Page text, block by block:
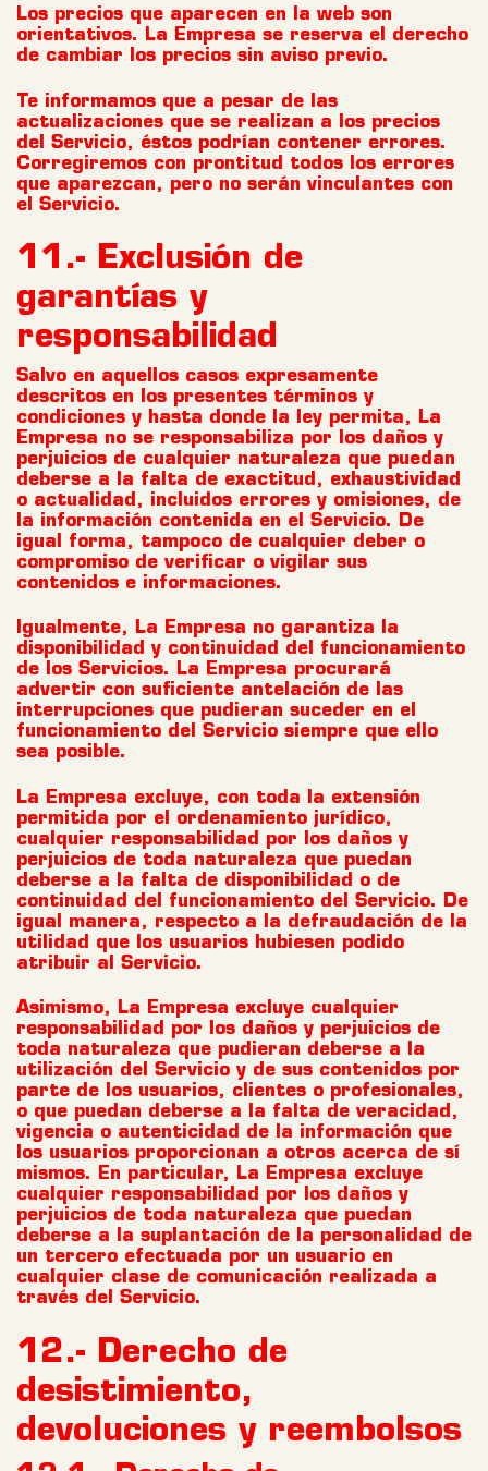
Los precios que aparecen en la web son
orientativos. La Empresa se reserva el derecho
de cambiar los precios sin aviso previo.
Te informamos que a pesar de las
actualizaciones que se realizan a los precios
del Servicio, éstos podrían contener errores.
Corregiremos con prontitud todos los errores
que aparezcan, pero no serán vinculantes con
el Servicio.
11.- Exclusión de
garantías y
responsabilidad
Salvo en aquellos casos expresamente
descritos en los presentes términos y
condiciones y hasta donde la ley permita, La
Empresa no se responsabiliza por los daños y
perjuicios de cualquier naturaleza que puedan
deberse a la falta de exactitud, exhaustividad
o actualidad, incluidos errores y omisiones, de
la información contenida en el Servicio. De
igual forma, tampoco de cualquier deber o
compromiso de verificar o vigilar sus
contenidos e informaciones.
Igualmente, La Empresa no garantiza la
disponibilidad y continuidad del funcionamiento
de los Servicios. La Empresa procurará
advertir con suficiente antelación de las
interrupciones que pudieran suceder en el
funcionamiento del Servicio siempre que ello
sea posible.
La Empresa excluye, con toda la extensión
permitida por el ordenamiento jurídico,
cualquier responsabilidad por los daños y
perjuicios de toda naturaleza que puedan
deberse a la falta de disponibilidad o de
continuidad del funcionamiento del Servicio. De
igual manera, respecto a la defraudación de la
utilidad que los usuarios hubiesen podido
atribuir al Servicio.
Asimismo, La Empresa excluye cualquier
responsabilidad por los daños y perjuicios de
toda naturaleza que pudieran deberse a la
utilización del Servicio y de sus contenidos por
parte de los usuarios, clientes o profesionales,
o que puedan deberse a la falta de veracidad,
vigencia o autenticidad de la información que
los usuarios proporcionan a otros acerca de sí
mismos. En particular, La Empresa excluye
cualquier responsabilidad por los daños y
perjuicios de toda naturaleza que puedan
deberse a la suplantación de la personalidad de
un tercero efectuada por un usuario en
cualquier clase de comunicación realizada a
través del Servicio.
12.- Derecho de
desistimiento,
devoluciones y reembolsos